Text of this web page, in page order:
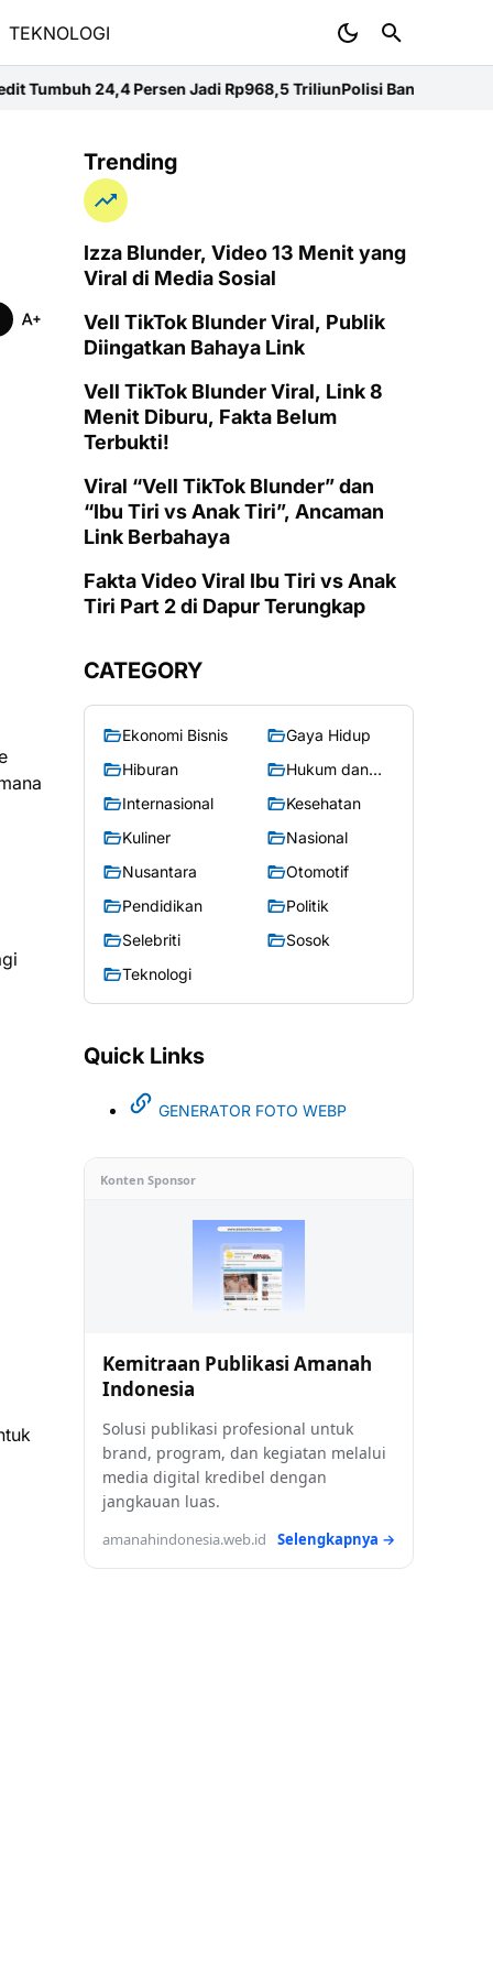
TEKNOLOGI
Rp968,5 TriliunPolisi Bantah Lamban Tangani Temuan
Trending
Izza Blunder, Video 13 Menit yang
Viral di Media Sosial
Vell TikTok Blunder Viral, Publik
Diingatkan Bahaya Link
Vell TikTok Blunder Viral, Link 8
Menit Diburu, Fakta Belum
Terbukti!
Viral “Vell TikTok Blunder” dan
“Ibu Tiri vs Anak Tiri”, Ancaman
Link Berbahaya
Fakta Video Viral Ibu Tiri vs Anak
Tiri Part 2 di Dapur Terungkap
CATEGORY
Ekonomi Bisnis
Gaya Hidup
Hiburan
Hukum dan
Internasional
Kesehatan
Kuliner
Nasional
Nusantara
Otomotif
Pendidikan
Politik
Selebriti
Sosok
Teknologi
Quick Links
GENERATOR FOTO WEBP
Konten Sponsor
Kemitraan Publikasi Amanah
Indonesia
Solusi publikasi profesional untuk
brand, program, dan kegiatan melalui
media digital kredibel dengan
jangkauan luas.
amanahindonesia.web.id Selengkapnya →